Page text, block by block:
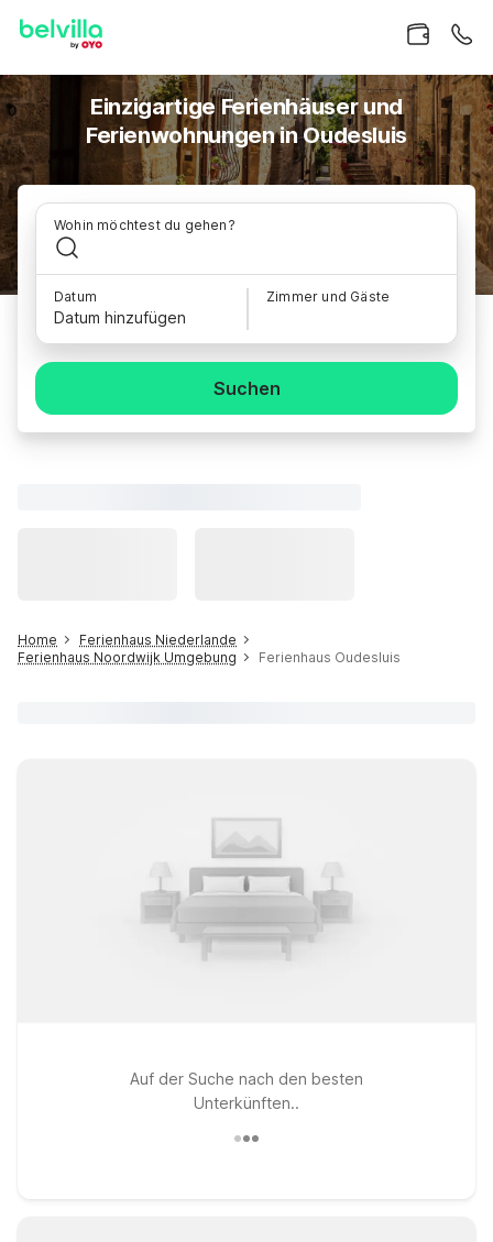
Einzigartige Ferienhäuser und
Ferienwohnungen in Oudesluis
Wohin möchtest du gehen?
Datum
Datum hinzufügen
Zimmer und Gäste
Suchen
Home
Ferienhaus Niederlande
Ferienhaus Noordwijk Umgebung
Ferienhaus Oudesluis
Auf der Suche nach den besten
Unterkünften..